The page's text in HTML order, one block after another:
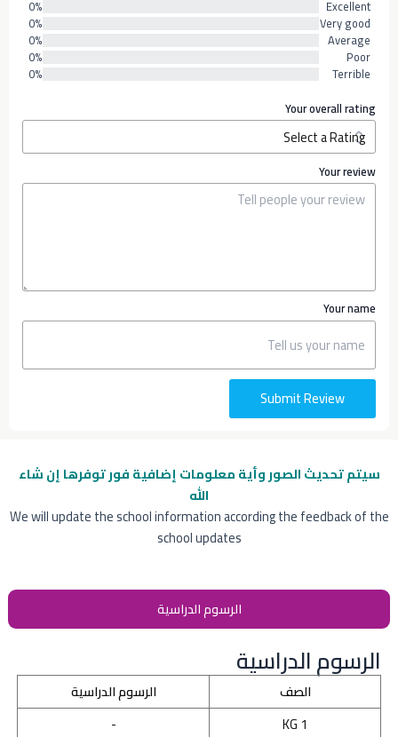
سيتم تحديث الصور وأية معلومات إضافيةفور توفرها إن شاء
الله
We will update the school information according the feedback of the
school updates
الرسوم الدراسية
الرسوم الدراسية
الصف
الرسوم الدراسية
KG 1
-
Excellent
0%
Very good
0%
Average
0%
Poor
0%
Terrible
0%
Your overall rating
Your review
Your name
Submit Review